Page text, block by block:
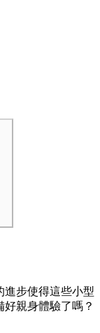
進步使得這些小型
親身體驗了嗎？